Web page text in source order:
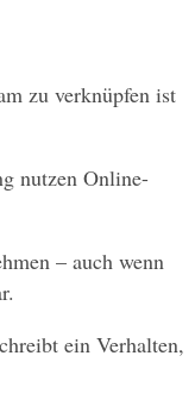
zu verknüpfen ist
– auch wenn
ein Verhalten,